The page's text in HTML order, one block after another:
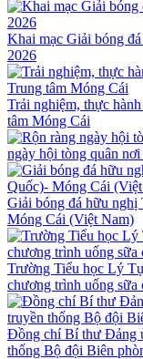
Khai mạc Giải bóng
2026
Trải nghiệm, thực
tâm Móng Cái
ngày hội tòng quân
Giải bóng đá hữu
Móng Cái (Việt Nam)
Trường Tiểu học Lý
chương trình uống sữa
Đồng chí Bí thư Đảng
thống Bộ đội Biên